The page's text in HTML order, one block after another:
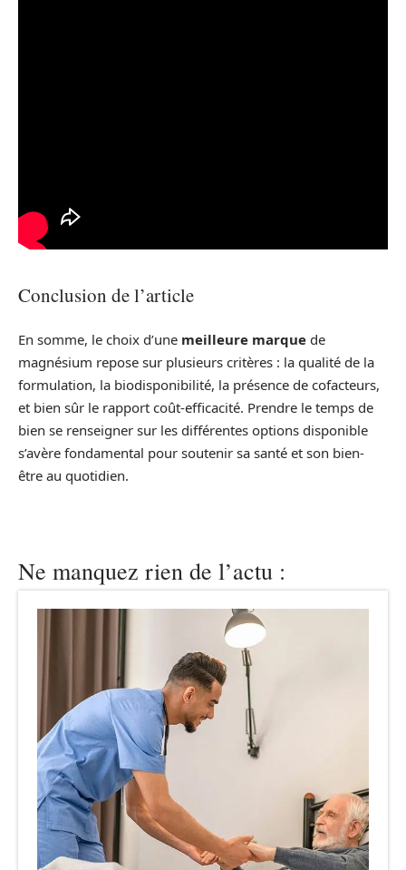
Conclusion de l’article
En somme, le choix d’une meilleure marque de
magnésium repose sur plusieurs critères : la qualité de la
formulation, la biodisponibilité, la présence de cofacteurs,
et bien sûr le rapport coût-efficacité. Prendre le temps de
bien se renseigner sur les différentes options disponible
s’avère fondamental pour soutenir sa santé et son bien-
être au quotidien.
Ne manquez rien de l’actu :